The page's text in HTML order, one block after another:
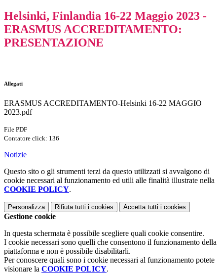
Helsinki, Finlandia 16-22 Maggio 2023 -
ERASMUS ACCREDITAMENTO:
PRESENTAZIONE
Allegati
ERASMUS ACCREDITAMENTO-Helsinki 16-22 MAGGIO
2023.pdf
File PDF
Contatore click: 136
Notizie
Questo sito o gli strumenti terzi da questo utilizzati si avvalgono di
cookie necessari al funzionamento ed utili alle finalità illustrate nella
COOKIE POLICY.
Personalizza Rifiuta tutti i cookies Accetta tutti i cookies
Gestione cookie
In questa schermata è possibile scegliere quali cookie consentire.
I cookie necessari sono quelli che consentono il funzionamento della
piattaforma e non è possibile disabilitarli.
Per conoscere quali sono i cookie necessari al funzionamento potete
visionare la COOKIE POLICY.